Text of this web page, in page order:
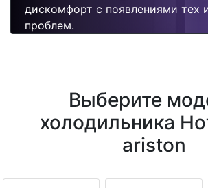
дискомфорт с появлениями тех
проблем.
Выберите
холодильника
ariston